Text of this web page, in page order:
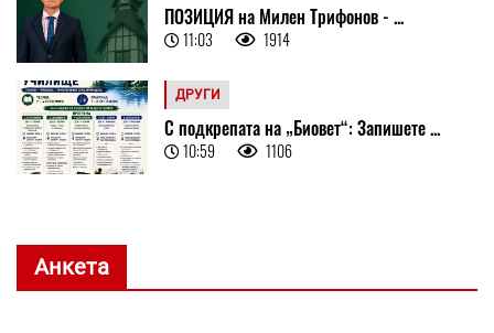
ПОЗИЦИЯ на Милен Трифонов - ...
11:03 1914
ДРУГИ
С подкрепата на „Биовет“: Запишете ...
10:59 1106
Анкета